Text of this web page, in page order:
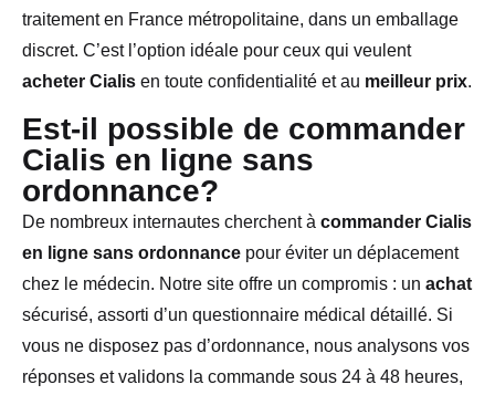
traitement en France métropolitaine, dans un emballage
discret. C’est l’option idéale pour ceux qui veulent
acheter Cialis en toute confidentialité et au meilleur prix.
Est-il possible de commander
Cialis en ligne sans
ordonnance?
De nombreux internautes cherchent à commander Cialis
en ligne sans ordonnance pour éviter un déplacement
chez le médecin. Notre site offre un compromis : un achat
sécurisé, assorti d’un questionnaire médical détaillé. Si
vous ne disposez pas d’ordonnance, nous analysons vos
réponses et validons la commande sous 24 à 48 heures,